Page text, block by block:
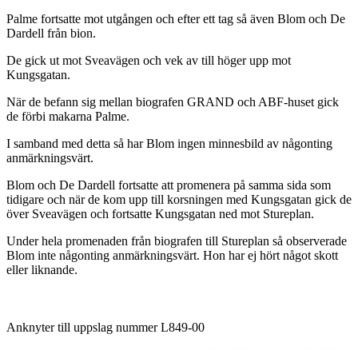
Palme fortsatte mot utgången och efter ett tag så även Blom och De
Dardell från bion.
De gick ut mot Sveavägen och vek av till höger upp mot
Kungsgatan.
När de befann sig mellan biografen GRAND och ABF-huset gick
de förbi makarna Palme.
I samband med detta så har Blom ingen minnesbild av någonting
anmärkningsvärt.
Blom och De Dardell fortsatte att promenera på samma sida som
tidigare och när de kom upp till korsningen med Kungsgatan gick de
över Sveavägen och fortsatte Kungsgatan ned mot Stureplan.
Under hela promenaden från biografen till Stureplan så observerade
Blom inte någonting anmärkningsvärt. Hon har ej hört något skott
eller liknande.
Anknyter till uppslag nummer L849-00